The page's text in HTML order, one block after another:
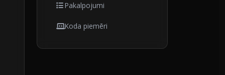
Pakalpojumi
Koda piemēri